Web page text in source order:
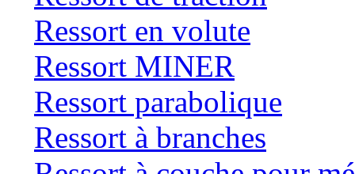
Ressort en volute
Ressort MINER
Ressort parabolique
Ressort à branches